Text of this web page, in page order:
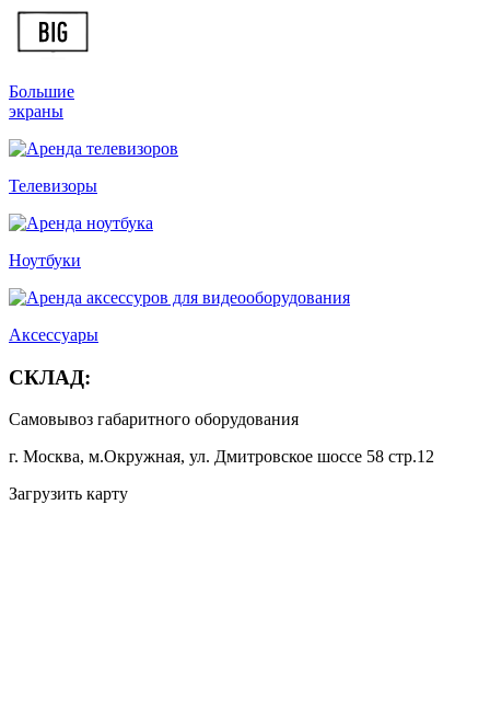
Большие
экраны
Телевизоры
Ноутбуки
Аксессуары
СКЛАД:
Самовывоз габаритного оборудования
г. Москва, м.Окружная, ул. Дмитровское шоссе 58 стр.12
Загрузить карту